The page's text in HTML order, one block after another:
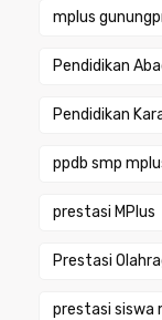
mplus
Pendidikan
Pendidikan
ppdb smp
prestasi MPlus
Prestasi
prestasi siswa